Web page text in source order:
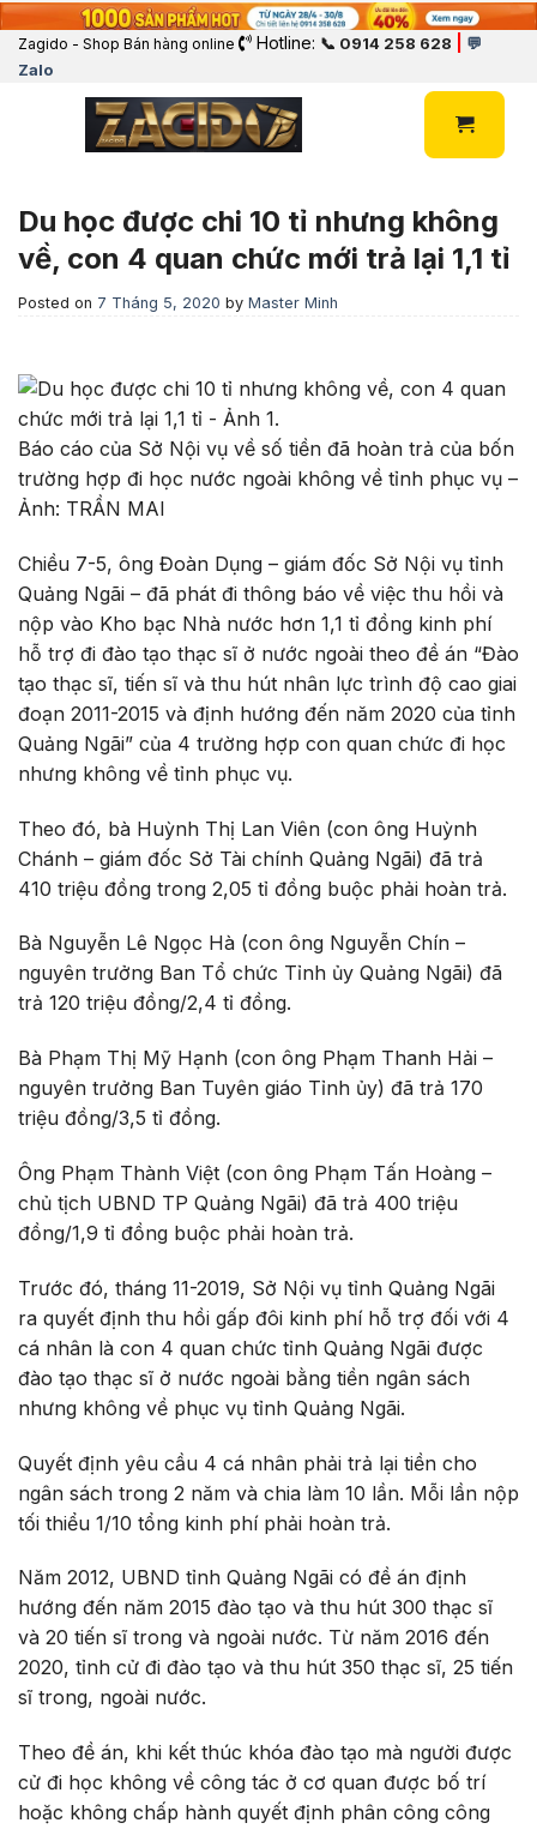
Zagido - Shop Bán hàng online Hotline: 📞 0914 258 628
💬
Zalo
Du học được chi 10 tỉ nhưng không
về, con 4 quan chức mới trả lại 1,1 tỉ
Posted on 7 Tháng 5, 2020 by Master Minh
Báo cáo của Sở Nội vụ về số tiền đã hoàn trả của bốn
trường hợp đi học nước ngoài không về tỉnh phục vụ –
Ảnh: TRẦN MAI
Chiều 7-5, ông Đoàn Dụng – giám đốc Sở Nội vụ tỉnh
Quảng Ngãi – đã phát đi thông báo về việc thu hồi và
nộp vào Kho bạc Nhà nước hơn 1,1 tỉ đồng kinh phí
hỗ trợ đi đào tạo thạc sĩ ở nước ngoài theo đề án “Đào
tạo thạc sĩ, tiến sĩ và thu hút nhân lực trình độ cao giai
đoạn 2011-2015 và định hướng đến năm 2020 của tỉnh
Quảng Ngãi” của 4 trường hợp con quan chức đi học
nhưng không về tỉnh phục vụ.
Theo đó, bà Huỳnh Thị Lan Viên (con ông Huỳnh
Chánh – giám đốc Sở Tài chính Quảng Ngãi) đã trả
410 triệu đồng trong 2,05 tỉ đồng buộc phải hoàn trả.
Bà Nguyễn Lê Ngọc Hà (con ông Nguyễn Chín –
nguyên trưởng Ban Tổ chức Tỉnh ủy Quảng Ngãi) đã
trả 120 triệu đồng/2,4 tỉ đồng.
Bà Phạm Thị Mỹ Hạnh (con ông Phạm Thanh Hải –
nguyên trưởng Ban Tuyên giáo Tỉnh ủy) đã trả 170
triệu đồng/3,5 tỉ đồng.
Ông Phạm Thành Việt (con ông Phạm Tấn Hoàng –
chủ tịch UBND TP Quảng Ngãi) đã trả 400 triệu
đồng/1,9 tỉ đồng buộc phải hoàn trả.
Trước đó, tháng 11-2019, Sở Nội vụ tỉnh Quảng Ngãi
ra quyết định thu hồi gấp đôi kinh phí hỗ trợ đối với 4
cá nhân là con 4 quan chức tỉnh Quảng Ngãi được
đào tạo thạc sĩ ở nước ngoài bằng tiền ngân sách
nhưng không về phục vụ tỉnh Quảng Ngãi.
Quyết định yêu cầu 4 cá nhân phải trả lại tiền cho
ngân sách trong 2 năm và chia làm 10 lần. Mỗi lần nộp
tối thiểu 1/10 tổng kinh phí phải hoàn trả.
Năm 2012, UBND tỉnh Quảng Ngãi có đề án định
hướng đến năm 2015 đào tạo và thu hút 300 thạc sĩ
và 20 tiến sĩ trong và ngoài nước. Từ năm 2016 đến
2020, tỉnh cử đi đào tạo và thu hút 350 thạc sĩ, 25 tiến
sĩ trong, ngoài nước.
Theo đề án, khi kết thúc khóa đào tạo mà người được
cử đi học không về công tác ở cơ quan được bố trí
hoặc không chấp hành quyết định phân công công